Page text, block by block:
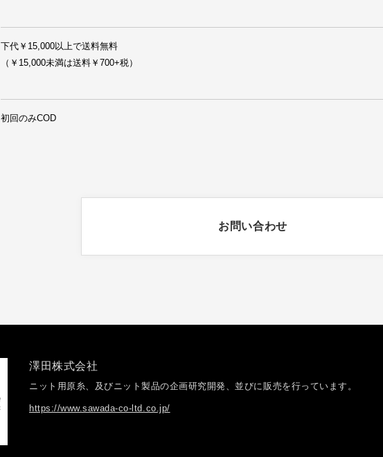
下代￥15,000以上で送料無料
お問い合わせ
澤田株式会社
ニット用原糸、及びニット製品の企画研究開発、並びに販売を行っています。
https://www.sawada-co-ltd.co.jp/